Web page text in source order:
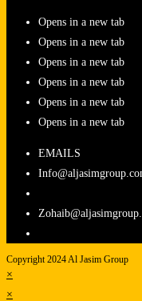
Opens in a new tab
Opens in a new tab
Opens in a new tab
Opens in a new tab
Opens in a new tab
Opens in a new tab
EMAILS
Copyright 2024 Al Jasim Group
×
×